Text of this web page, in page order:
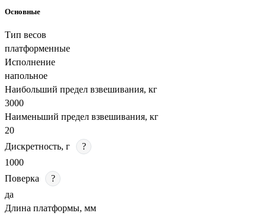
Основные
Тип весов
платформенные
Исполнение
напольное
Наибольший предел взвешивания, кг
3000
Наименьший предел взвешивания, кг
20
Дискретность, г
?
1000
Поверка
?
да
Длина платформы, мм